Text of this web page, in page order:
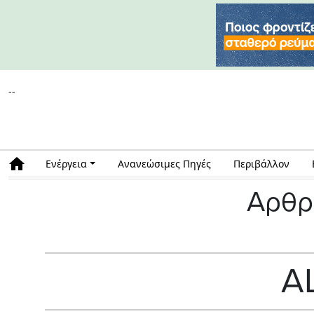
--
Ενέργεια Ανανεώσιμες Πηγές Περιβάλλον